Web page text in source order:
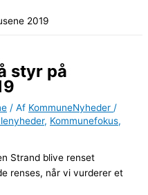
2019
styr på
/ Af KommuneNyheder /
, Kommunefokus,
Strand blive renset
renses, når vi vurderer et